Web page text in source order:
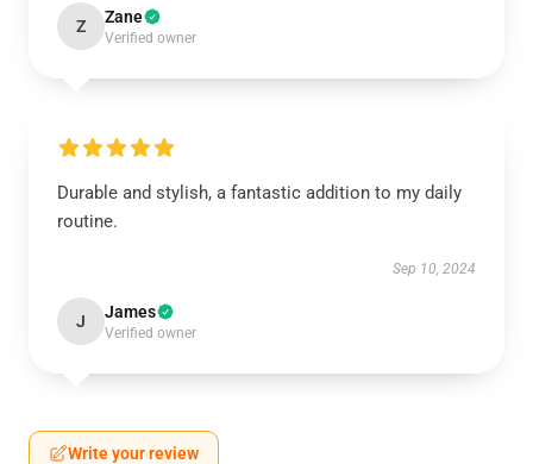
Z Zane
Verified owner
Durable and stylish, a fantastic addition to my daily
routine.
Sep 10, 2024
J James
Verified owner
Write your review